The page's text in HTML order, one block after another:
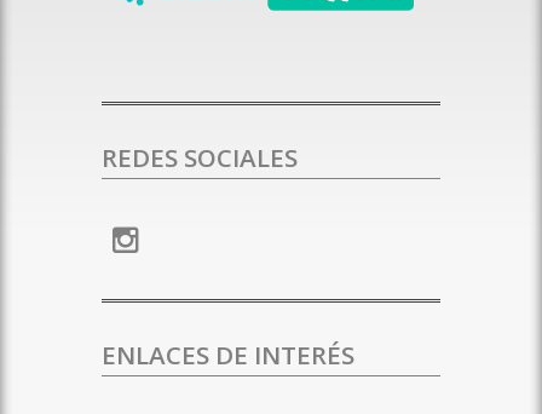
REDES SOCIALES
ENLACES DE INTERÉS